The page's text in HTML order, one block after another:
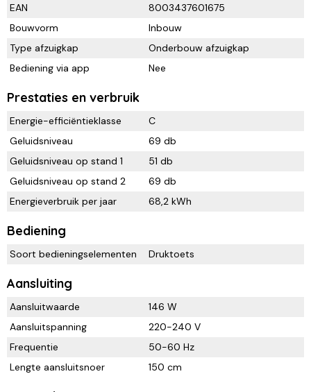
EAN
8003437601675
Bouwvorm
Inbouw
Type afzuigkap
Onderbouw afzuigkap
Bediening via app
Nee
Prestaties en verbruik
Energie-efficiëntieklasse
C
Geluidsniveau
69 db
Geluidsniveau op stand 1
51 db
Geluidsniveau op stand 2
69 db
Energieverbruik per jaar
68,2 kWh
Bediening
Soort bedieningselementen Druktoets
Aansluiting
Aansluitwaarde
146 W
Aansluitspanning
220-240 V
Frequentie
50-60 Hz
Lengte aansluitsnoer
150 cm